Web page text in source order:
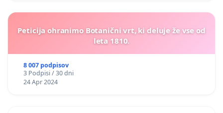
Peticija ohranimo Botanični vrt, ki deluje že vse od
leta 1810.
8 007 podpisov
3 Podpisi / 30 dni
24 Apr 2024